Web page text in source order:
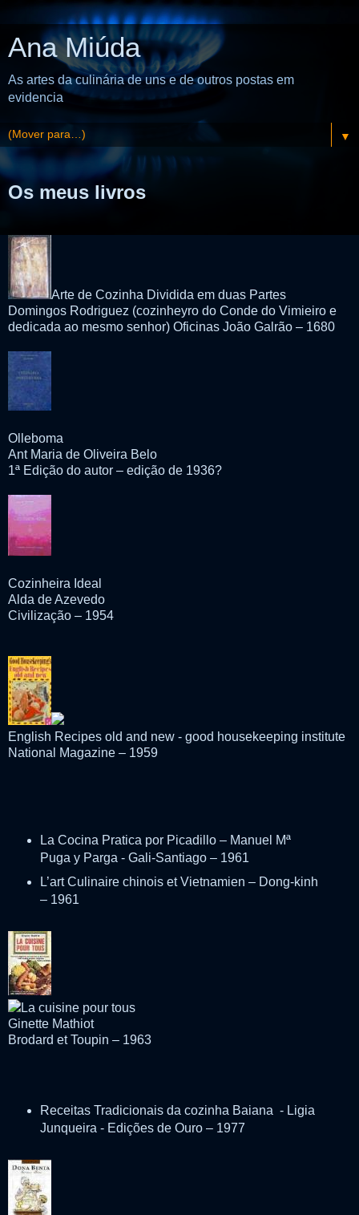
Ana Miúda
As artes da culinária de uns e de outros postas em
evidencia
▼
Os meus livros
Arte de Cozinha Dividida em duas Partes
Domingos Rodriguez (cozinheyro do Conde do Vimieiro e
dedicada ao mesmo senhor) Oficinas João Galrão – 1680
Olleboma
Ant Maria de Oliveira Belo
1ª Edição do autor – edição de 1936?
Cozinheira Ideal
Alda de Azevedo
Civilização – 1954
English Recipes old and new - good housekeeping institute
National Magazine – 1959
La Cocina Pratica por Picadillo – Manuel Mª
Puga y Parga - Gali-Santiago – 1961
L’art Culinaire chinois et Vietnamien – Dong-kinh
– 1961
La cuisine pour tous
Ginette Mathiot
Brodard et Toupin – 1963
Receitas Tradicionais da cozinha Baiana - Ligia
Junqueira - Edições de Ouro – 1977